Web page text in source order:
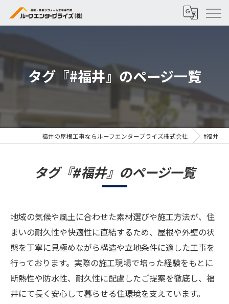
タグ『#福井』のページ一覧
福井の屋根工事ならルーフエンタープライズ株式会社 #福井
タグ『#福井』のページ一覧
地域の気候や風土に合わせた素材選びや施工方法が、住
まいの耐久性や快適性に直結するため、屋根や外壁の状
態を丁寧に見極めながら構造や立地条件に適した工事を
行っております。実際の施工現場で培った経験をもとに
断熱性や防水性、耐久性に配慮したご提案を徹底し、福
井にて長く安心して暮らせる住環境を支えています。